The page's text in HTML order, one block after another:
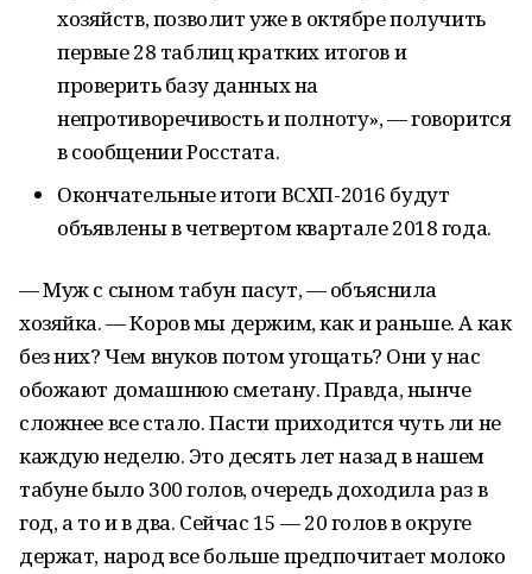
хозяйств, позволит уже в октябре получить
первые 28 таблиц кратких итогов и
проверить базу данных на
непротиворечивость и полноту», — говорится
в сообщении Росстата.
Окончательные итоги ВСХП-2016 будут
объявлены в четвертом квартале 2018 года.
— Муж с сыном табун пасут, — объяснила
хозяйка. — Коров мы держим, как и раньше. А как
без них? Чем внуков потом угощать? Они у нас
обожают домашнюю сметану. Правда, нынче
сложнее все стало. Пасти приходится чуть ли не
каждую неделю. Это десять лет назад в нашем
табуне было 300 голов, очередь доходила раз в
год, а то и в два. Сейчас 15 — 20 голов в округе
держат, народ все больше предпочитает молоко